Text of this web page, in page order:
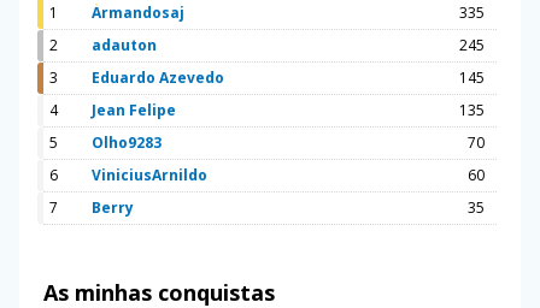
1 Armandosaj
335
2
adauton
245
3
Eduardo Azevedo
145
4
Jean Felipe
135
5
Olho9283
70
6
ViniciusArnildo
60
7
Berry 35
As minhas conquistas